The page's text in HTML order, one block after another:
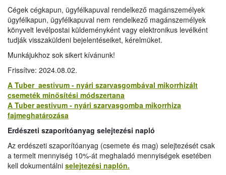
Cégek cégkapun, ügyfélkapuval rendelkező magánszemélyek
ügyfélkapun, ügyfélkapuval nem rendelkező magánszemélyek
könyvelt levélpostai küldeményként vagy elektronikus levélként
tudják visszaküldeni bejelentéseiket, kérelmüket.
Munkájukhoz sok sikert kívánunk!
Frissítve: 2024.08.02.
A Tuber aestivum - nyári szarvasgombával mikorrhizált
csemeték minősítési módszertana
A Tuber aestivum - nyári szarvasgomba mikorrhiza
fajmeghatározása
Erdészeti szaporítóanyag selejtezési napló
Az erdészeti szaporítóanyag (csemete és mag) selejtezését csak
a termelt mennyiség 10%-át meghaladó mennyiségek esetében
kell dokumentálni selejtezési naplón.